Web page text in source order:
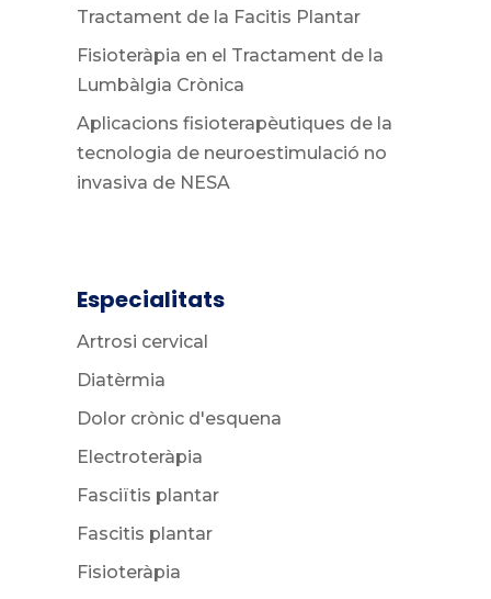
Tractament de la Facitis Plantar
Fisioteràpia en el Tractament de la
Lumbàlgia Crònica
Aplicacions fisioterapèutiques de la
tecnologia de neuroestimulació no
invasiva de NESA
Especialitats
Artrosi cervical
Diatèrmia
Dolor crònic d'esquena
Electroteràpia
Fasciïtis plantar
Fascitis plantar
Fisioteràpia